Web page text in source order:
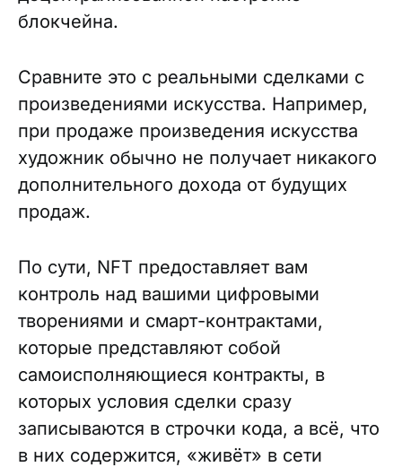
блокчейна.
Сравните это с реальными сделками с
произведениями искусства. Например,
при продаже произведения искусства
художник обычно не получает никакого
дополнительного дохода от будущих
продаж.
По сути, NFT предоставляет вам
контроль над вашими цифровыми
творениями и смарт-контрактами,
которые представляют собой
самоисполняющиеся контракты, в
которых условия сделки сразу
записываются в строчки кода, а всё, что
в них содержится, «живёт» в сети